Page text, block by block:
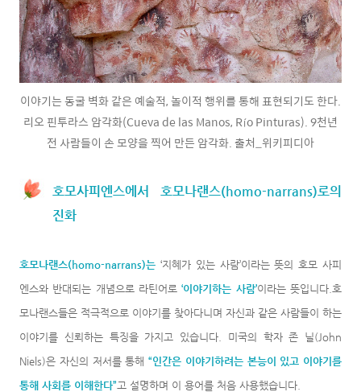
이야기는 동굴 벽화 같은 예술적, 놀이적 행위를 통해 표현되기도 한다.
리오 핀투라스 암각화(Cueva de las Manos, Río Pinturas). 9천년
전 사람들이 손 모양을 찍어 만든 암각화. 출처_위키피디아
호모사피엔스에서 호모나랜스(homo-narrans)로의
진화
호모나랜스(homo-narrans)는 ‘지혜가 있는 사람’이라는 뜻의 호모 사피
엔스와 반대되는 개념으로 라틴어로 ‘이야기하는 사람’이라는 뜻입니다.호
모나랜스들은 적극적으로 이야기를 찾아다니며 자신과 같은 사람들이 하는
이야기를 신뢰하는 특징을 가지고 있습니다. 미국의 학자 존 닐(John
Niels)은 자신의 저서를 통해 “인간은 이야기하려는 본능이 있고 이야기를
통해 사회를 이해한다”고 설명하며 이 용어를 처음 사용했습니다.